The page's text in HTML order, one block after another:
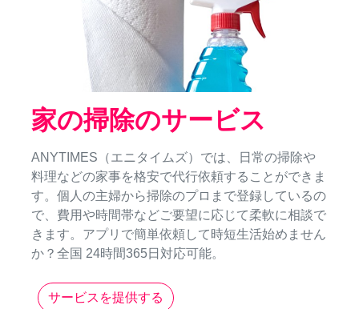
家の掃除のサービス
ANYTIMES（エニタイムズ）では、日常の掃除や
料理などの家事を格安で代行依頼することができま
す。個人の主婦から掃除のプロまで登録しているの
で、費用や時間帯などご要望に応じて柔軟に相談で
きます。アプリで簡単依頼して時短生活始めません
か？全国 24時間365日対応可能。
サービスを提供する